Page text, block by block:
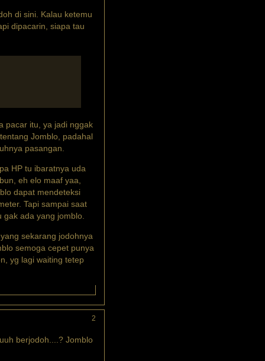
di sini. Kalau ketemu
dipacarin, siapa tau
pacar itu, ya jadi nggak
Jomblo, padahal
pasangan.
HP tu ibaratnya uda
eh elo maaf yaa,
dapat mendeteksi
Tapi sampai saat
gak ada yang jomblo.
sekarang jodohnya
semoga cepet punya
yg lagi waiting tetep
2
berjodoh....? Jomblo